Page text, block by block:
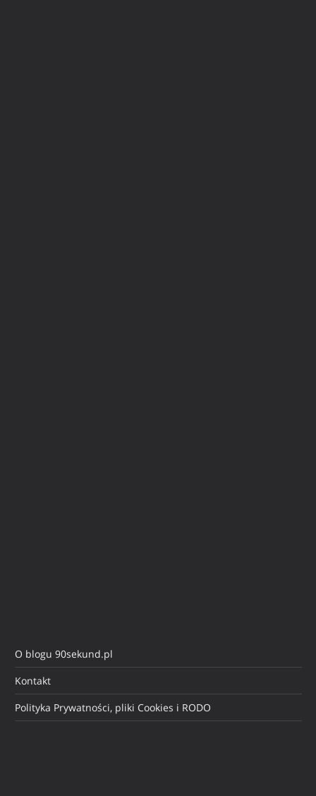
O blogu 90sekund.pl
Kontakt
Polityka Prywatności, pliki Cookies i RODO